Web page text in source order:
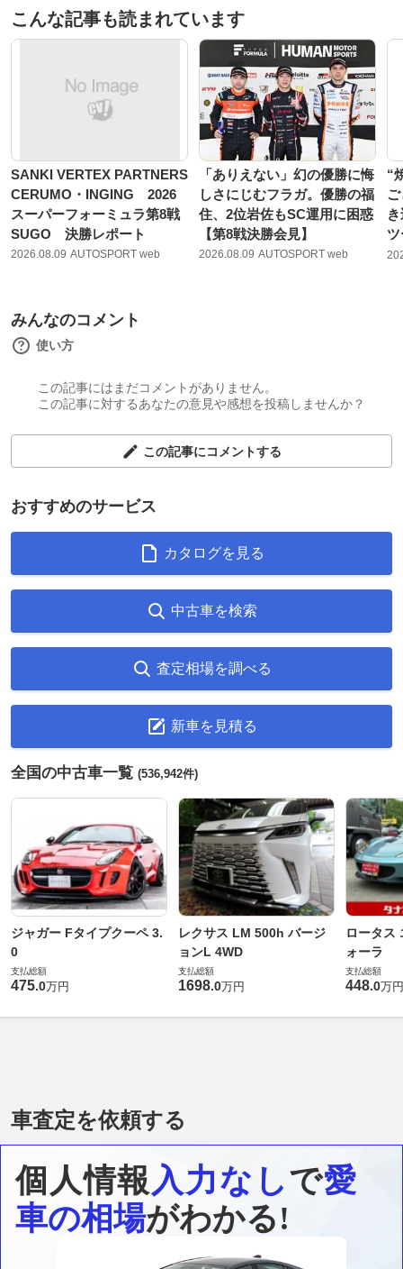
こんな記事も読まれています
SANKI VERTEX PARTNERS
CERUMO・INGING 2026
スーパーフォーミュラ第8戦
SUGO 決勝レポート
2026.08.09 AUTOSPORT web
「ありえない」幻の優勝に悔
しさにじむフラガ。優勝の福
住、2位岩佐もSC運用に困惑
【第8戦決勝会見】
2026.08.09 AUTOSPORT web
“
みんなのコメント
使い方
この記事にはまだコメントがありません。
この記事に対するあなたの意見や感想を投稿しませんか？
この記事にコメントする
おすすめのサービス
カタログを見る
中古車を検索
査定相場を調べる
新車を見積る
全国の中古車一覧 (536,942件)
ジャガー Fタイプクーペ 3.
0
支払総額
475.0万円
レクサス LM 500h バージ
ョンL 4WD
支払総額
1698.0万円
ロータス
ォーラ
支払総額
448.0万円
車査定を依頼する
個人情報 入力なしで愛
車の相場がわかる!